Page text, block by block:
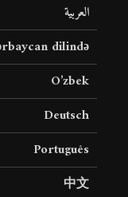
العربية
dilində
O’zbek
Deutsch
Português
中文